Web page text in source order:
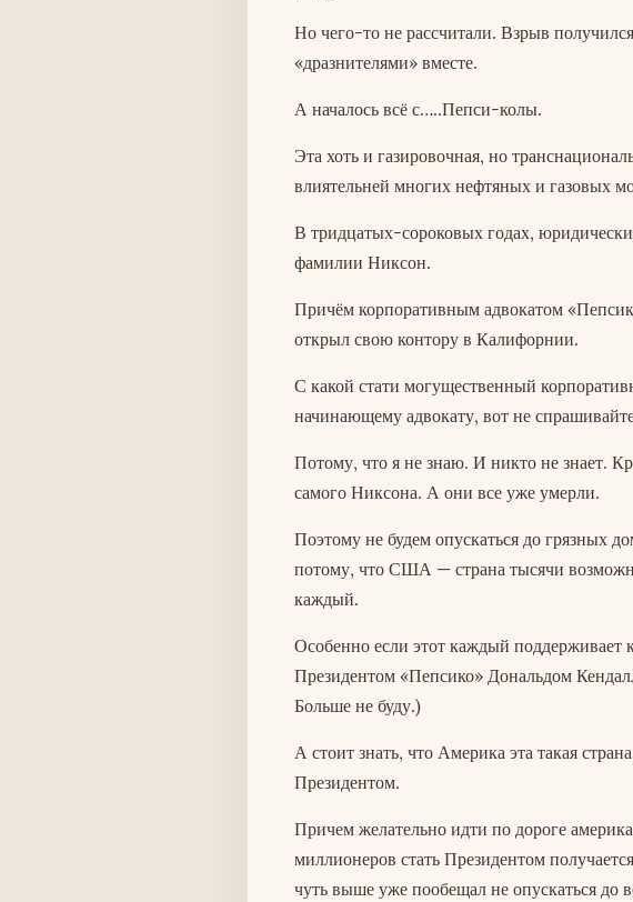
Но чего-то не рассчитали. Взрыв
«дразнителями» вместе.
А началось всё с…..Пепси-колы.
Эта хоть и газировочная, но
влиятельней многих нефтяных и газовых
В тридцатых-сороковых годах,
фамилии Никсон.
Причём корпоративным адвокатом
открыл свою контору в Калифорнии.
С какой стати могущественный
начинающему адвокату, вот не
Потому, что я не знаю. И никто не знает.
самого Никсона. А они все уже умерли.
Поэтому не будем опускаться до грязных
потому, что США — страна тысячи
каждый.
Особенно если этот каждый поддерживает
Президентом «Пепсико» Дональдом
Больше не буду.)
А стоит знать, что Америка эта такая
Президентом.
Причем желательно идти по дороге
миллионеров стать Президентом
чуть выше уже пообещал не опускаться до